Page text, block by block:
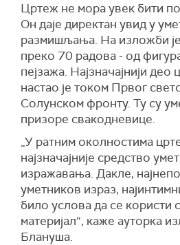
Цртеж не мора увек бити
Он даје директан увид у
размишљања. На изложби
преко 70 радова - од
пејзажа. Најзначајнији
настао је током Првог
Солунском фронту. Ту су
призоре свакодневице.
„У ратним околностима
најзначајније средство
изражавања. Дакле,
уметников израз,
било услова да се користи
материјал“, каже ауторка
Блануша.